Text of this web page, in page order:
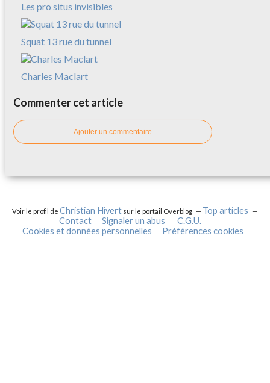
Les pro situs invisibles
Squat 13 rue du tunnel
Charles Maclart
Commenter cet article
Ajouter un commentaire
Voir le profil deChristian Hivert sur le portail Overblog
Top articles
Contact
Signaler un abus
C.G.U.
Cookies et données personnelles
Préférences cookies